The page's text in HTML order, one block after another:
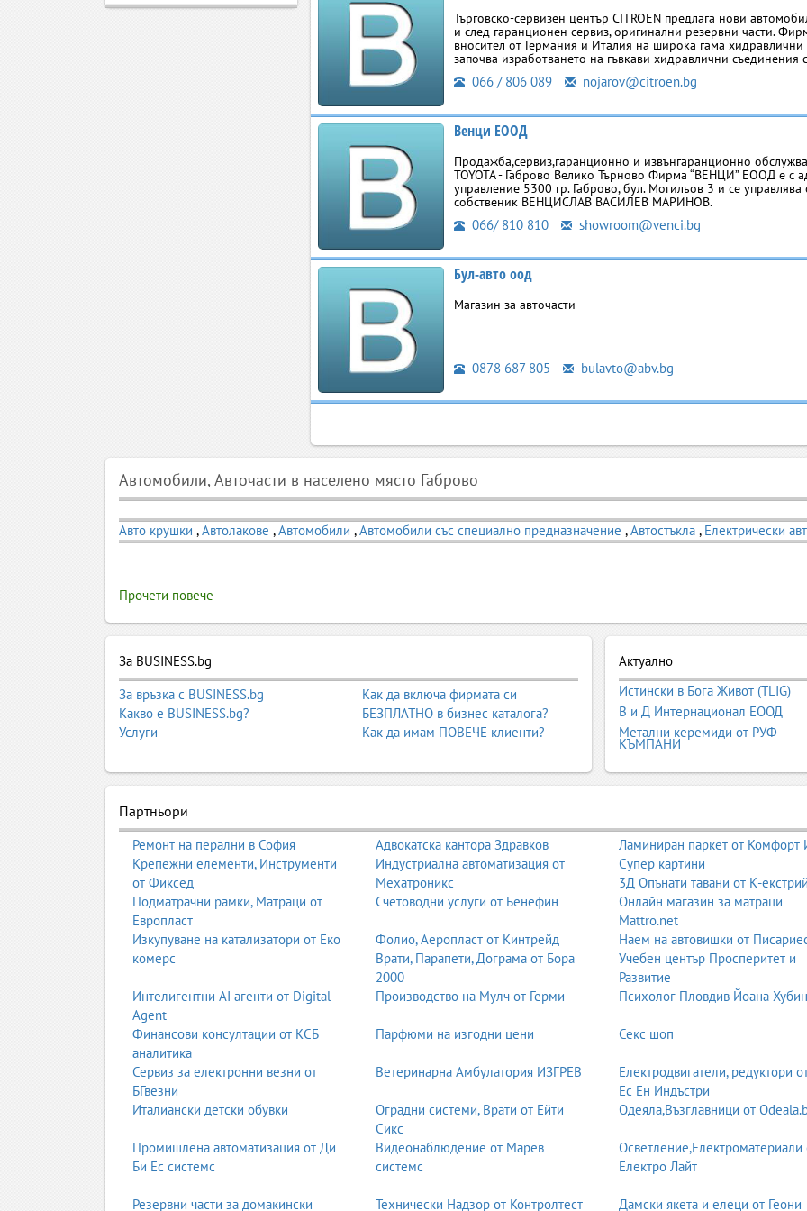
Търговско-сервизен център СITROEN предлага нови
и след гаранционен сервиз, оригинални резервни части.
вносител от Германия и Италия на широка гама
започва изработването на гъвкави хидравлични съединения
066 / 806 089 nojarov@citroen.bg
Венци ЕООД
Продажба,сервиз,гаранционно и извънгаранционно
TOYOTA - Габрово Велико Търново Фирма “ВЕНЦИ” ЕООД е с
управление 5300 гр. Габрово, бул. Могильов 3 и се
собственик ВЕНЦИСЛАВ ВАСИЛЕВ МАРИНОВ.
066/ 810 810 showroom@venci.bg
Бул-авто оод
Магазин за авточасти
0878 687 805 bulavto@abv.bg
Автомобили, Авточасти в населено място Габрово
Авто крушки ,Автолакове ,Автомобили ,Автомобили със специално предназначение ,Автостъкла , Електрически
Прочети повече
За BUSINESS.bg
За връзка с BUSINESS.bg
Какво е BUSINESS.bg?
Услуги
Как да включа фирмата си
БЕЗПЛАТНО в бизнес каталога?
Как да имам ПОВЕЧЕ клиенти?
Актуално
Истински в Бога Живот (TLIG)
В и Д Интернационал ЕООД
Метални керемиди от РУФ
КЪМПАНИ
Партньори
Ремонт на перални в София Адвокатска кантора Здравков
Ламиниран паркет от Комфорт
Крепежни елементи, Инструменти
от Фиксед
Индустриална автоматизация от
Мехатроникс
Супер картини
3Д Опънати тавани от К-
Подматрачни рамки, Матраци от
Европласт
Счетоводни услуги от Бенефин
Онлайн магазин за матраци
Mattro.net
Изкупуване на катализатори от Еко
комерс
Фолио, Аеропласт от Кинтрейд
Наем на автовишки от
Врати, Парапети, Дограма от Бора
2000
Учебен център Просперитет и
Развитие
Интелигентни AI агенти от Digital
Agent
Производство на Мулч от Герми Психолог Пловдив Йоана
Финансови консултации от КСБ
аналитика
Парфюми на изгодни цени Секс шоп
Сервиз за електронни везни от
БГвезни
Ветеринарна Амбулатория ИЗГРЕВ
Електродвигатели, редуктори
Ес Ен Индъстри
Италиански детски обувки
Оградни системи, Врати от Ейти
Сикс
Одеяла,Възглавници от
Промишлена автоматизация от Ди
Би Ес системс
Видеонаблюдение от Марев
системс
Осветление,Електроматериали
Електро Лайт
Резервни части за домакински Технически Надзор от Контролтест Дамски якета и елеци от Геони